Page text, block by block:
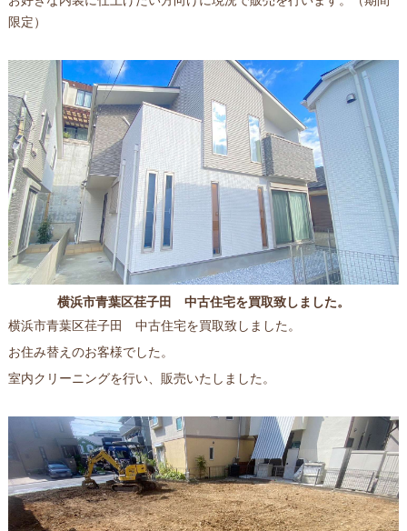
限定）
横浜市青葉区荏子田 中古住宅を買取致しました。
横浜市青葉区荏子田 中古住宅を買取致しました。
お住み替えのお客様でした。
室内クリーニングを行い、販売いたしました。